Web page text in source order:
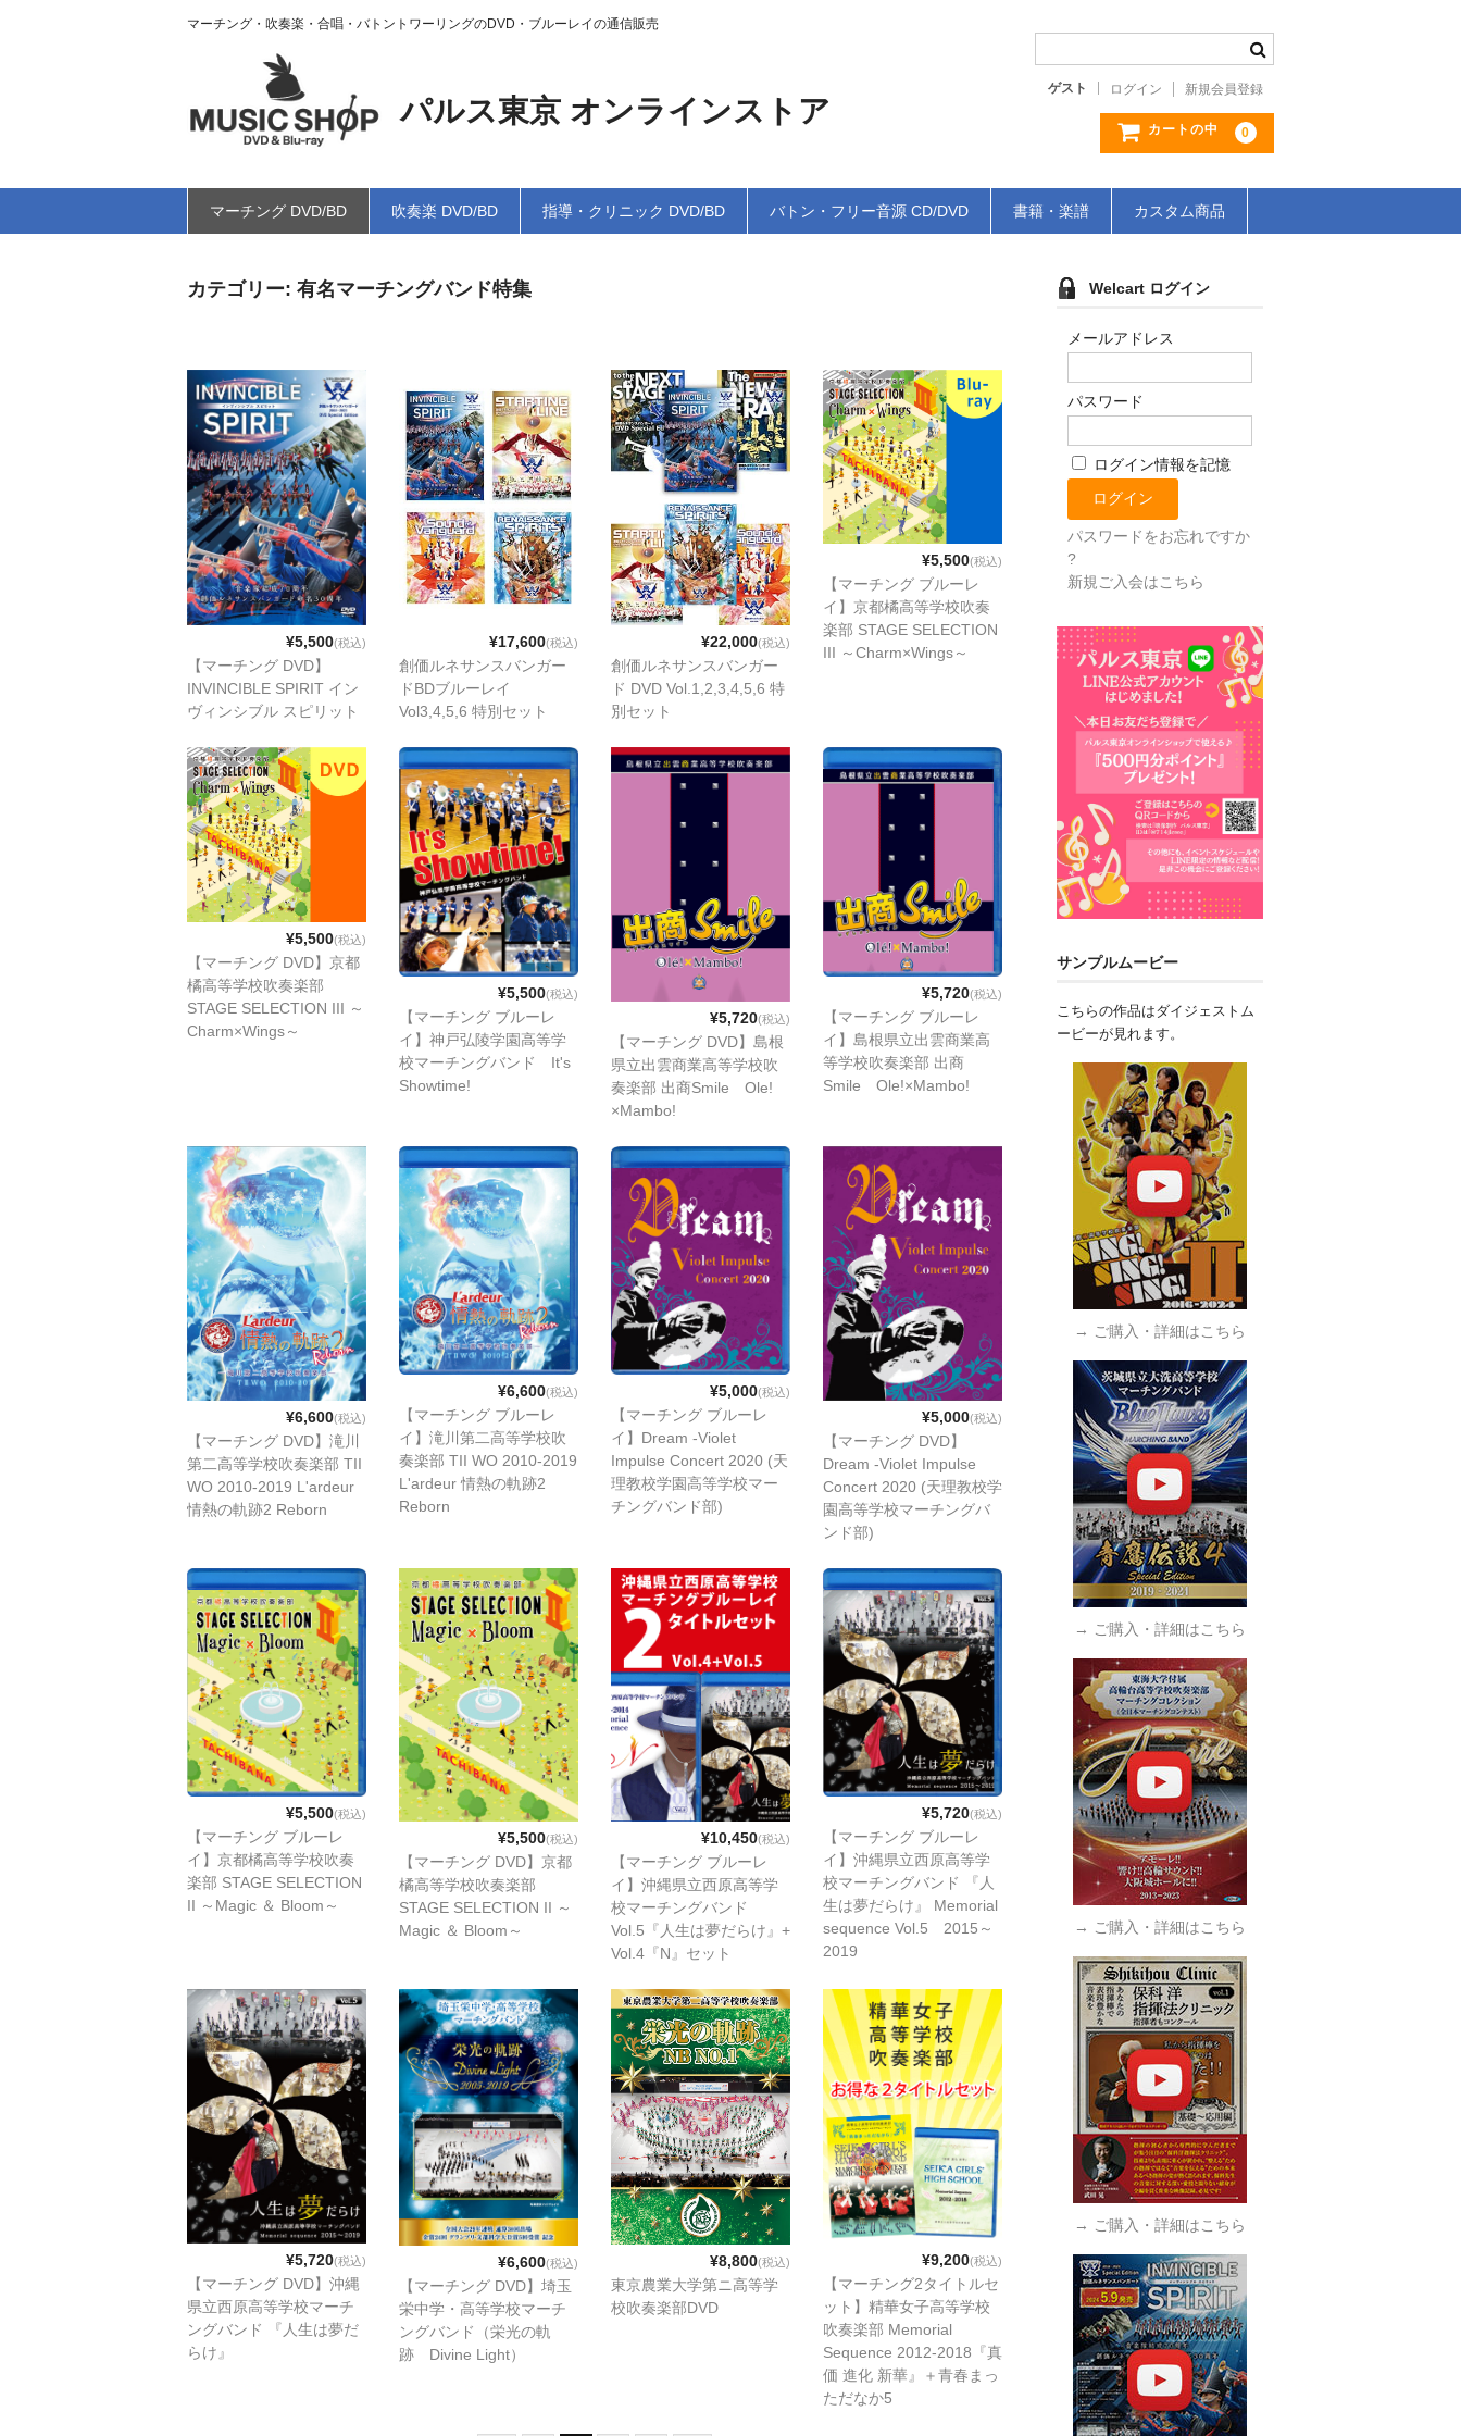
マーチング・吹奏楽・合唱・バトントワーリングのDVD・ブルーレイの通信販売
パルス東京 オンラインストア
ゲスト ログイン 新規会員登録
カートの中 0
マーチング DVD/BD 吹奏楽 DVD/BD 指導・クリニック DVD/BD バトン・フリー音源 CD/DVD 書籍・楽譜 カスタム商品
カテゴリー: 有名マーチングバンド特集
¥5,500(税込)
【マーチング DVD】
INVINCIBLE SPIRIT イン
ヴィンシブル スピリット
¥17,600(税込)
創価ルネサンスバンガー
ドBDブルーレイ
Vol3,4,5,6 特別セット
¥22,000(税込)
創価ルネサンスバンガー
ド DVD Vol.1,2,3,4,5,6 特
別セット
¥5,500(税込)
【マーチング ブルーレ
イ】京都橘高等学校吹奏
楽部 STAGE SELECTION
III ～Charm×Wings～
¥5,500(税込)
【マーチング DVD】京都
橘高等学校吹奏楽部
STAGE SELECTION III ～
Charm×Wings～
¥5,500(税込)
【マーチング ブルーレ
イ】神戸弘陵学園高等学
校マーチングバンド It's
Showtime!
¥5,720(税込)
【マーチング DVD】島根
県立出雲商業高等学校吹
奏楽部 出商Smile Ole!
×Mambo!
¥5,720(税込)
【マーチング ブルーレ
イ】島根県立出雲商業高
等学校吹奏楽部 出商
Smile Ole!×Mambo!
¥6,600(税込)
【マーチング DVD】滝川
第二高等学校吹奏楽部 TII
WO 2010-2019 L'ardeur
情熱の軌跡2 Reborn
¥6,600(税込)
【マーチング ブルーレ
イ】滝川第二高等学校吹
奏楽部 TII WO 2010-2019
L'ardeur 情熱の軌跡2
Reborn
¥5,000(税込)
【マーチング ブルーレ
イ】Dream -Violet
Impulse Concert 2020 (天
理教校学園高等学校マー
チングバンド部)
¥5,000(税込)
【マーチング DVD】
Dream -Violet Impulse
Concert 2020 (天理教校学
園高等学校マーチングバ
ンド部)
¥5,500(税込)
【マーチング ブルーレ
イ】京都橘高等学校吹奏
楽部 STAGE SELECTION
II ～Magic ＆ Bloom～
¥5,500(税込)
【マーチング DVD】京都
橘高等学校吹奏楽部
STAGE SELECTION II ～
Magic ＆ Bloom～
¥10,450(税込)
【マーチング ブルーレ
イ】沖縄県立西原高等学
校マーチングバンド
Vol.5『人生は夢だらけ』+
Vol.4『N』セット
¥5,720(税込)
【マーチング ブルーレ
イ】沖縄県立西原高等学
校マーチングバンド 『人
生は夢だらけ』 Memorial
sequence Vol.5 2015～
2019
¥5,720(税込)
【マーチング DVD】沖縄
県立西原高等学校マーチ
ングバンド 『人生は夢だ
らけ』
¥6,600(税込)
【マーチング DVD】埼玉
栄中学・高等学校マーチ
ングバンド（栄光の軌
跡 Divine Light）
¥8,800(税込)
東京農業大学第ニ高等学
校吹奏楽部DVD
¥9,200(税込)
【マーチング2タイトルセ
ット】精華女子高等学校
吹奏楽部 Memorial
Sequence 2012-2018『真
価 進化 新華』＋青春まっ
ただなか5
Welcart ログイン
メールアドレス
パスワード
ログイン情報を記憶
パスワードをお忘れですか
?
新規ご入会はこちら
サンプルムービー
こちらの作品はダイジェストム
ービーが見れます。
→ ご購入・詳細はこちら
→ ご購入・詳細はこちら
→ ご購入・詳細はこちら
→ ご購入・詳細はこちら